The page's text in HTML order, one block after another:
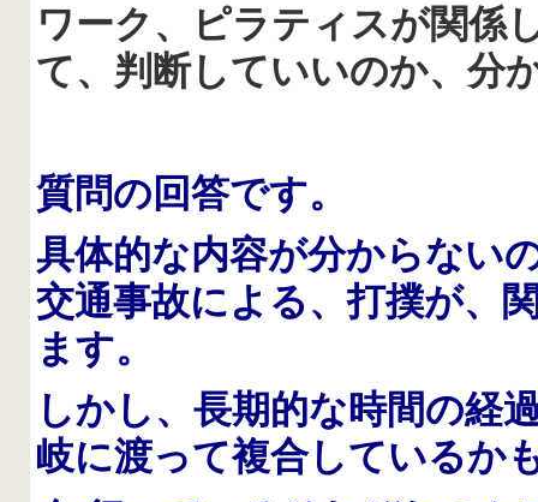
ワーク、ピラティスが関係
て、判断していいのか、分
質問の回答です。
具体的な内容が分からない
交通事故による、打撲が、
ます。
しかし、長期的な時間の経
岐に渡って複合しているか